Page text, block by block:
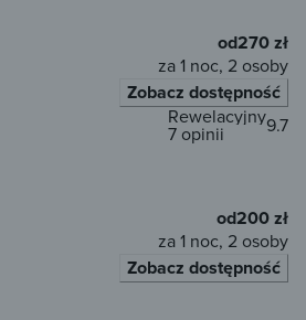
od270 zł
za 1 noc, 2 osoby
Zobacz dostępność
9.7
Rewelacyjny
7 opinii
od200 zł
za 1 noc, 2 osoby
Zobacz dostępność